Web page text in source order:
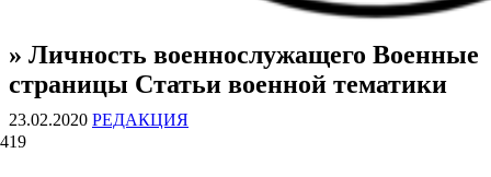
ВОЕННЫЕ СТРАНИЦЫ
СТАТЬИ ВОЕННОЙ ТЕМАТИКИ
» Личность военнослужащего Военные
страницы Статьи военной тематики
23.02.2020 РЕДАКЦИЯ
419